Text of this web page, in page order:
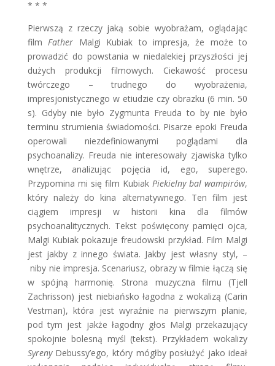
* * *
Pierwszą z rzeczy jaką sobie wyobrażam, oglądając
film Father Malgi Kubiak to impresja, że może to
prowadzić do powstania w niedalekiej przyszłości jej
dużych produkcji filmowych. Ciekawość procesu
twórczego – trudnego do wyobrażenia,
impresjonistycznego w etiudzie czy obrazku (6 min. 50
s). Gdyby nie było Zygmunta Freuda to by nie było
terminu strumienia świadomości. Pisarze epoki Freuda
operowali niezdefiniowanymi poglądami dla
psychoanalizy. Freuda nie interesowały zjawiska tylko
wnętrze, analizując pojęcia id, ego, superego.
Przypomina mi się film Kubiak Piekielny bal wampirów,
który należy do kina alternatywnego. Ten film jest
ciągiem impresji w historii kina dla filmów
psychoanalitycznych. Tekst poświęcony pamięci ojca,
Malgi Kubiak pokazuje freudowski przykład. Film Malgi
jest jakby z innego świata. Jakby jest własny styl, –
niby nie impresja. Scenariusz, obrazy w filmie łączą się
w spójną harmonię. Strona muzyczna filmu (Tjell
Zachrisson) jest niebiańsko łagodna z wokalizą (Carin
Vestman), która jest wyraźnie na pierwszym planie,
pod tym jest jakże łagodny głos Malgi przekazujący
spokojnie bolesną myśl (tekst). Przykładem wokalizy
Syreny Debussy’ego, który mógłby posłużyć jako ideał